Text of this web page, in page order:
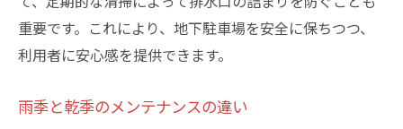
重要です。これにより、地下駐車場を安全に保ちつつ、
利用者に安心感を提供できます。
雨季と乾季のメンテナンスの違い